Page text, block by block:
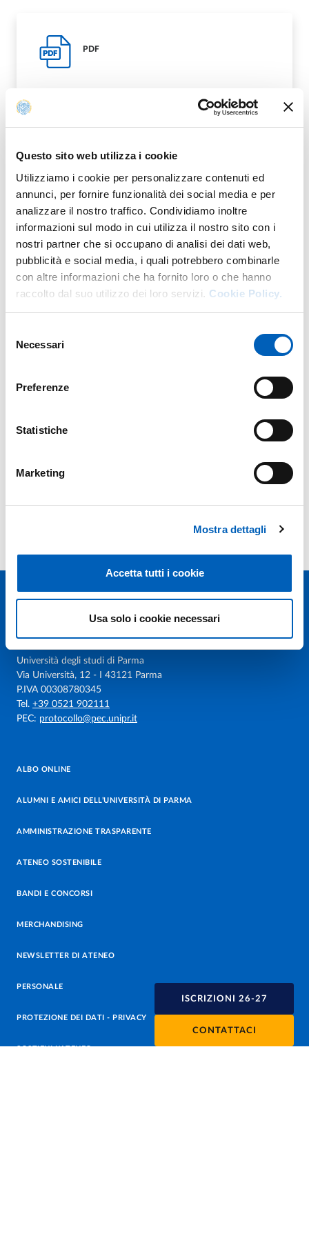
Questo sito web utilizza i cookie
Utilizziamo i cookie per personalizzare contenuti ed
annunci, per fornire funzionalità dei social media e per
analizzare il nostro traffico. Condividiamo inoltre
informazioni sul modo in cui utilizza il nostro sito con i
nostri partner che si occupano di analisi dei dati web,
pubblicità e social media, i quali potrebbero combinarle
con altre informazioni che ha fornito loro o che hanno
raccolto dal suo utilizzo dei loro servizi. Cookie Policy.
delNecessari
Preferenze
Statistiche
Marketing
Mostra dettagli
Accetta tutti i cookie
Usa solo i cookie necessari
ISCRIZIONI 26-27
CONTATTACI
PDF
PDF
Modificato il27/02/2017
Università degli studi di Parma
Via Università, 12 - I 43121 Parma
P.IVA 00308780345
Tel. +39 0521 902111
PEC: protocollo@pec.unipr.it
ALBO ONLINE
ALUMNI E AMICI DELL’UNIVERSITÀ DI PARMA
AMMINISTRAZIONE TRASPARENTE
ATENEO SOSTENIBILE
BANDI E CONCORSI
MERCHANDISING
NEWSLETTER DI ATENEO
PERSONALE
PROTEZIONE DEI DATI - PRIVACY
SOSTIENI L'ATENEO